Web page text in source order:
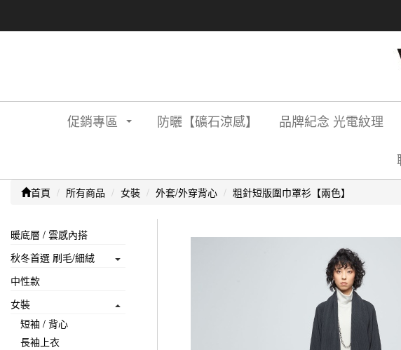
促銷專區 防曬【礦石涼感】 品牌紀念 光電紋理
首頁 所有商品 女裝 外套/外穿背心 粗針短版圍巾罩衫【兩色】
暖底層 / 雲感內搭
秋冬首選 刷毛/細絨
中性款
女裝
短袖 / 背心
長袖上衣